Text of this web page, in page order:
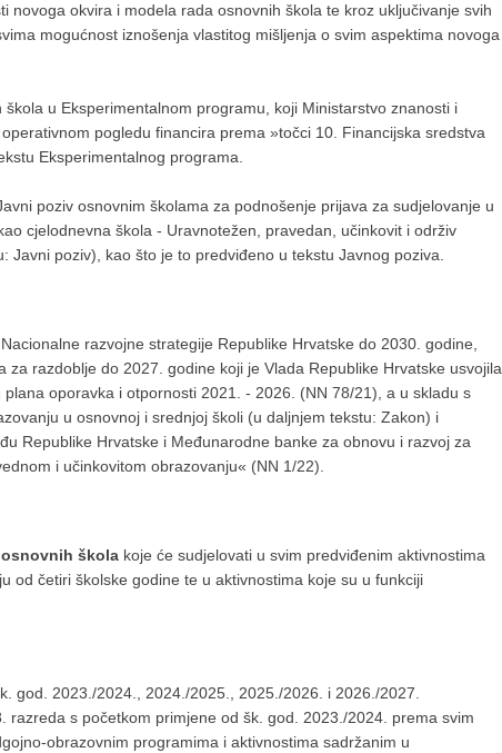
novoga okvira i modela rada osnovnih škola te kroz uključivanje svih
mogućnost iznošenja vlastitog mišljenja o svim aspektima novoga
u Eksperimentalnom programu, koji Ministarstvo znanosti i
pogledu financira prema »točci 10. Financijska sredstva
Eksperimentalnog programa.
poziv osnovnim školama za podnošenje prijava za sudjelovanje u
cjelodnevna škola - Uravnotežen, pravedan, učinkovit i održiv
poziv), kao što je to predviđeno u tekstu Javnog poziva.
razvojne strategije Republike Hrvatske do 2030. godine,
razdoblje do 2027. godine koji je Vlada Republike Hrvatske usvojila
oporavka i otpornosti 2021. - 2026. (NN 78/21), a u skladu s
u osnovnoj i srednjoj školi (u daljnjem tekstu: Zakon) i
Republike Hrvatske i Međunarodne banke za obnovu i razvoj za
i učinkovitom obrazovanju« (NN 1/22).
osnovnih škola koje će sudjelovati u svim predviđenim aktivnostima
od četiri školske godine te u aktivnostima koje su u funkciji
god. 2023./2024., 2024./2025., 2025./2026. i 2026./2027.
razreda s početkom primjene od šk. god. 2023./2024. prema svim
obrazovnim programima i aktivnostima sadržanim u